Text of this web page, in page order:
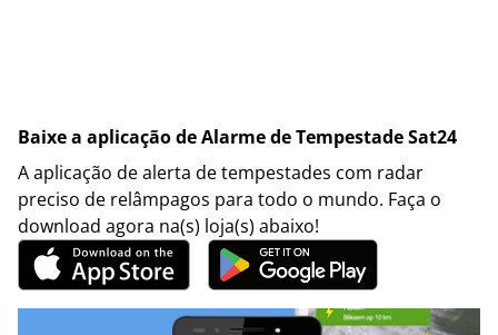
Baixe a aplicação de Alarme de Tempestade Sat24
A aplicação de alerta de tempestades com radar
preciso de relâmpagos para todo o mundo. Faça o
download agora na(s) loja(s) abaixo!